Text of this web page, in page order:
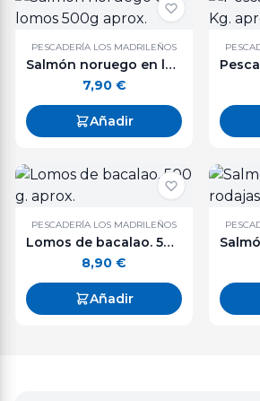
PESCADERÍA LOS MADRILEÑOS
Salmón noruego en lomos 500g aprox.
7,90 €
Añadir
PESCADERÍA LOS MADRILEÑOS
Lomos de bacalao. 500 g. aprox.
8,90 €
Añadir